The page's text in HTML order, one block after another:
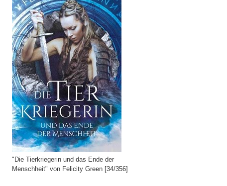
"Die Tierkriegerin und das Ende der
Menschheit" von Felicity Green [34/356]